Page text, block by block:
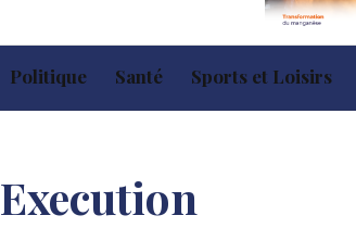
Politique Santé Sports et Loisirs
Execution